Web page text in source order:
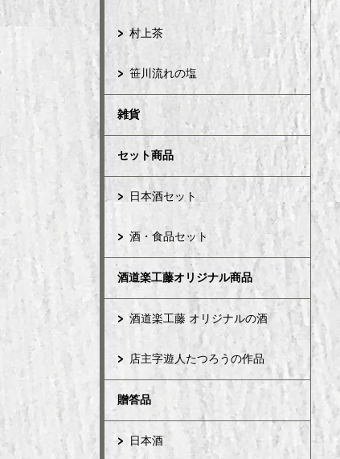
村上茶
笹川流れの塩
雑貨
セット商品
日本酒セット
酒・食品セット
酒道楽工藤オリジナル商品
酒道楽工藤 オリジナルの酒
店主字遊人たつろうの作品
贈答品
日本酒